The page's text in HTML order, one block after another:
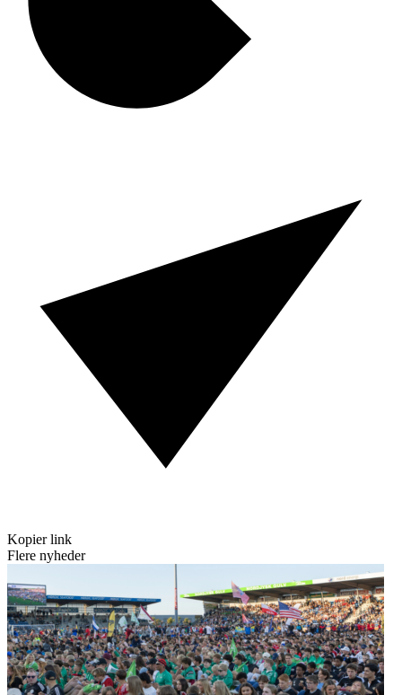
Kopier link
Flere nyheder